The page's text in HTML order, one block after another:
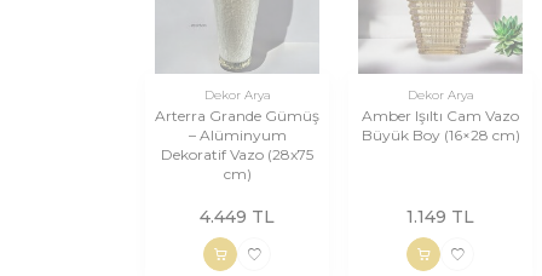
Dekor Arya
Arterra Grande Gümüş
– Alüminyum
Dekoratif Vazo (28x75
cm)
4.449 TL
Dekor Arya
Amber Işıltı Cam Vazo
Büyük Boy (16×28 cm)
1.149 TL